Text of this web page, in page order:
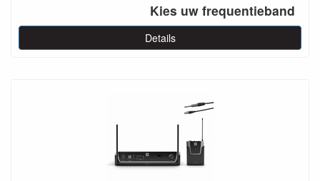
Kies uw frequentieband
Details